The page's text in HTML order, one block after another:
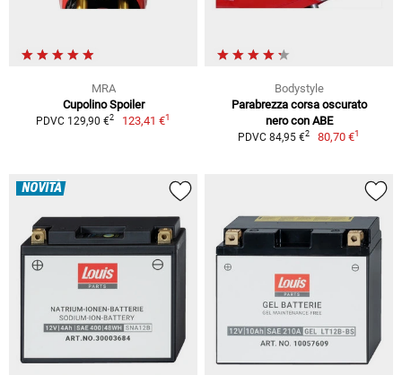
MRA
Cupolino Spoiler
PDVC 129,90 €2 123,41 €1
Bodystyle
Parabrezza corsa oscurato
nero con ABE
PDVC 84,95 €2 80,70 €1
NOVITÀ